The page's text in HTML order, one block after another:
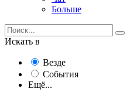
Больше
Искать в
Везде
События
Ещё...